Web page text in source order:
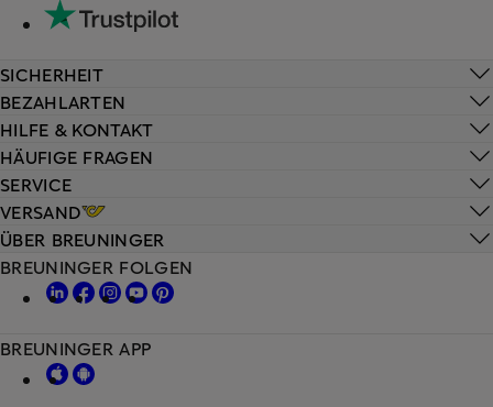
HILFE & KONTAKT
HÄUFIGE FRAGEN
SERVICE
VERSAND
SICHERHEIT
BEZAHLARTEN
ÜBER BREUNINGER
BREUNINGER FOLGEN
BREUNINGER APP